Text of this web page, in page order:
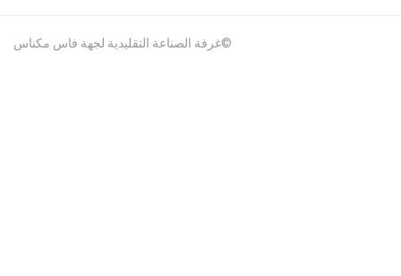
غرفة الصناعة التقليدية لجهة فاس مكناس©